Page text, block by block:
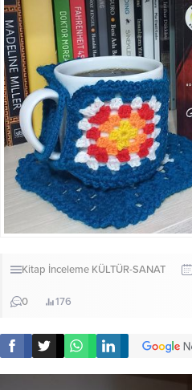
Kitap İnceleme KÜLTÜR-SANAT
0 176